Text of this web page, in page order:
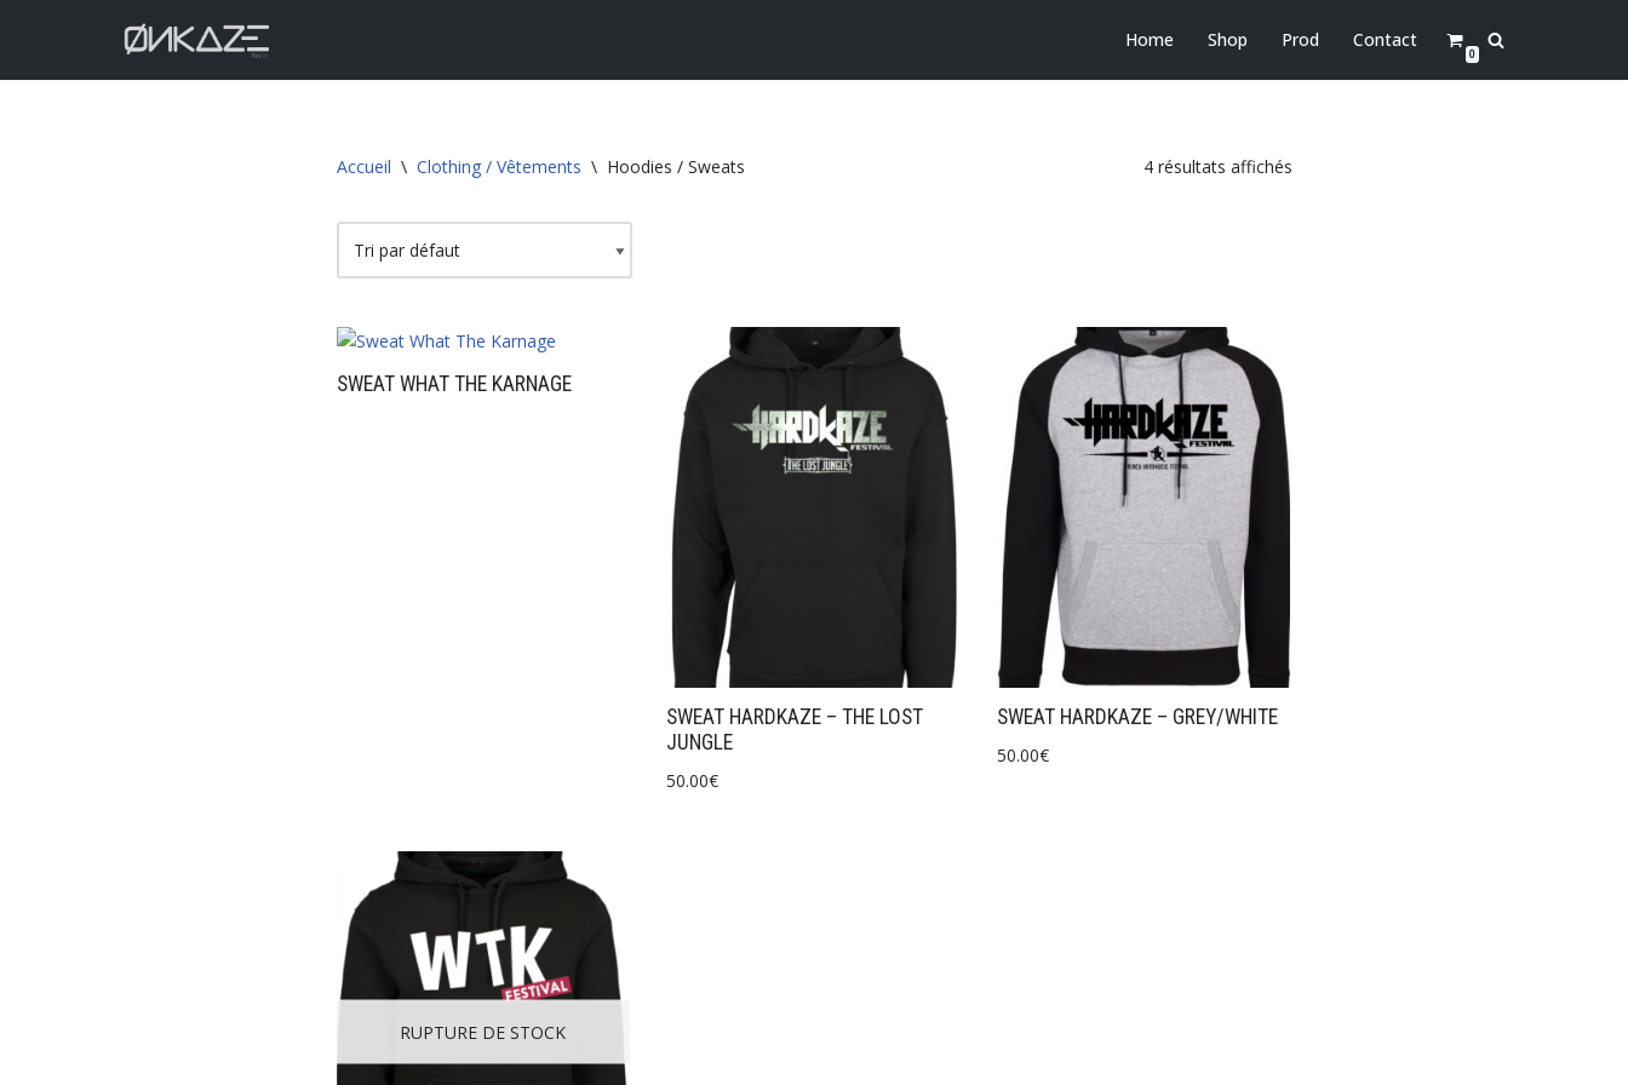
Home Shop Prod Contact
0
Accueil \ Clothing / Vêtements \ Hoodies / Sweats 4 résultats affichés
SWEAT WHAT THE KARNAGE
SWEAT HARDKAZE – THE LOST
JUNGLE
50.00€
SWEAT HARDKAZE – GREY/WHITE
50.00€
RUPTURE DE STOCK